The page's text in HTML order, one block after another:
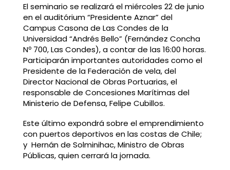
El seminario se realizará el miércoles 22 de junio
en el auditórium “Presidente Aznar” del
Campus Casona de Las Condes de la
Universidad “Andrés Bello” (Fernández Concha
Nº 700, Las Condes), a contar de las 16:00 horas.
Participarán importantes autoridades como el
Presidente de la Federación de vela, del
Director Nacional de Obras Portuarias, el
responsable de Concesiones Marítimas del
Ministerio de Defensa, Felipe Cubillos.
Este último expondrá sobre el emprendimiento
con puertos deportivos en las costas de Chile;
y Hernán de Solminihac, Ministro de Obras
Públicas, quien cerrará la jornada.